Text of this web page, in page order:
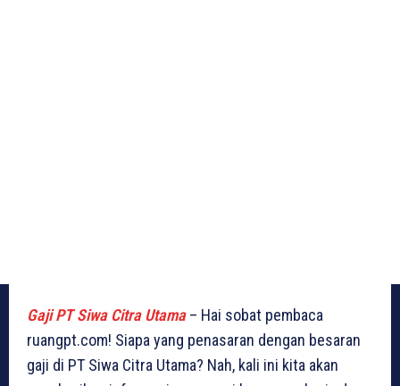
Gaji PT Siwa Citra Utama– Hai sobat pembaca
ruangpt.com! Siapa yang penasaran dengan besaran
gaji di PT Siwa Citra Utama? Nah, kali ini kita akan